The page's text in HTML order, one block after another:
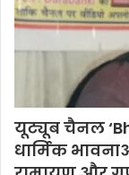
यूट्यूब चैनल
धार्मिक